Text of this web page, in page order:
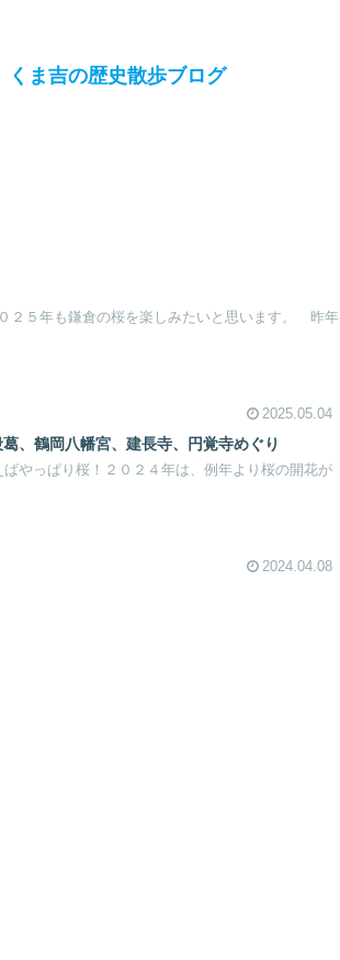
くま吉の歴史散歩ブログ
２５年も鎌倉の桜を楽しみたいと思います。 昨年
2025.05.04
、鶴岡八幡宮、建長寺、円覚寺めぐり
やっぱり桜！２０２４年は、例年より桜の開花が
2024.04.08